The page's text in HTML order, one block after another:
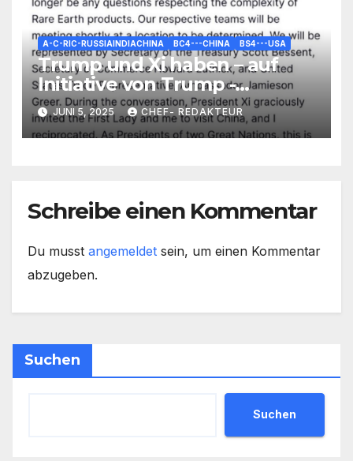
A-C-RIC-RUSSIAINDIACHINA BC4---CHINA BS4---USA
Trump und Xi haben – auf
Initiative von Trump -
telefoniert – Statement von
Trump
JUNI 5, 2025 CHEF- REDAKTEUR
Schreibe einen Kommentar
Du musst angemeldet sein, um einen Kommentar
abzugeben.
Suchen
Suchen